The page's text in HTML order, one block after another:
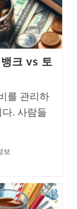
크 vs 토
를 관리하
. 사람들
보